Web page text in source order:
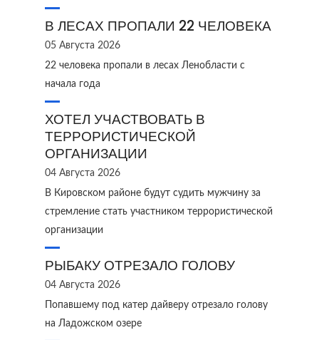
В ЛЕСАХ ПРОПАЛИ 22 ЧЕЛОВЕКА
05 Августа 2026
22 человека пропали в лесах Ленобласти с
начала года
ХОТЕЛ УЧАСТВОВАТЬ В
ТЕРРОРИСТИЧЕСКОЙ
ОРГАНИЗАЦИИ
04 Августа 2026
В Кировском районе будут судить мужчину за
стремление стать участником террористической
организации
РЫБАКУ ОТРЕЗАЛО ГОЛОВУ
04 Августа 2026
Попавшему под катер дайверу отрезало голову
на Ладожском озере